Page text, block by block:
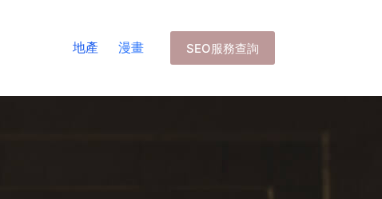
地產 漫畫 SEO服務查詢